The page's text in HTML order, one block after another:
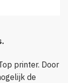
printer. Door
de